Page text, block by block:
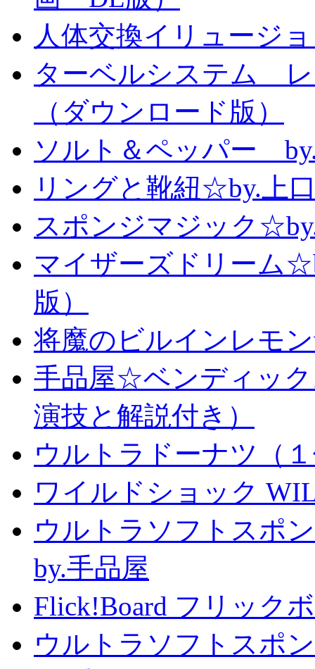
人体交換イリュージ
ターベルシステム
（ダウンロード版）
ソルト＆ペッパー
リングと靴紐☆by.上
スポンジマジック
マイザーズドリーム
版）
将魔のビルインレモ
手品屋☆ベンディッ
演技と解説付き）
ウルトラドーナツ（
ワイルドショック
ウルトラソフトスポ
by.手品屋
Flick!Board フリック
ウルトラソフトスポ